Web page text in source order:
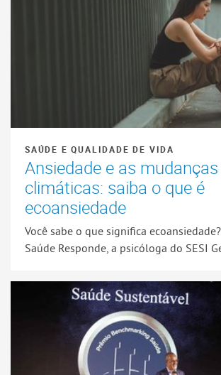
SAÚDE E QUALIDADE DE VIDA
Ansiedade e as mudanças
climáticas: saiba o que é
ecoansiedade
Você sabe o que significa
Saúde Responde, a psicóloga do SESI